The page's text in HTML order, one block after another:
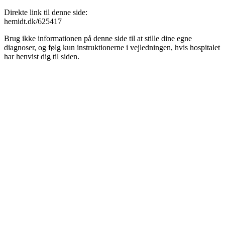
Direkte link til denne side:
hemidt.dk/625417
Brug ikke informationen på denne side til at stille dine egne
diagnoser, og følg kun instruktionerne i vejledningen, hvis hospitalet
har henvist dig til siden.